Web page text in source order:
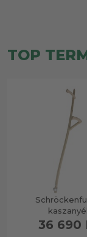
TOP
kaszanyél
36 690